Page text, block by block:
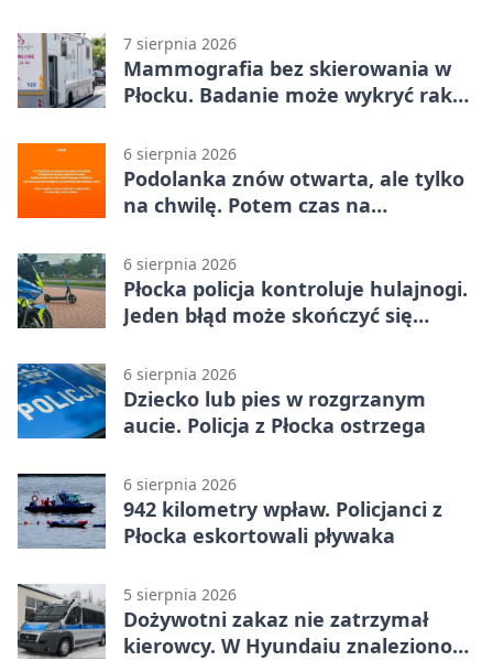
7 sierpnia 2026
Mammografia bez skierowania w
Płocku. Badanie może wykryć raka,
6 sierpnia 2026
Podolanka znów otwarta, ale tylko
na chwilę. Potem czas na
6 sierpnia 2026
Płocka policja kontroluje hulajnogi.
Jeden błąd może skończyć się
6 sierpnia 2026
Dziecko lub pies w rozgrzanym
aucie. Policja z Płocka ostrzega
6 sierpnia 2026
942 kilometry wpław. Policjanci z
Płocka eskortowali pływaka
5 sierpnia 2026
Dożywotni zakaz nie zatrzymał
kierowcy. W Hyundaiu znaleziono